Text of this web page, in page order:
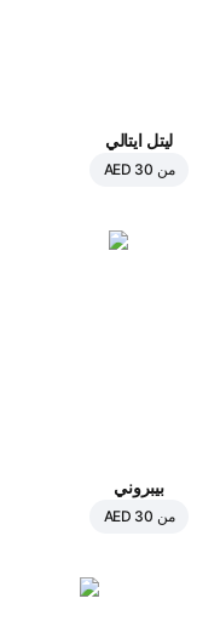
ليتل ايتالي
من AED 30
بيبروني
من AED 30